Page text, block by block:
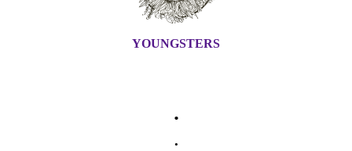
YOUNGSTERS
.
.